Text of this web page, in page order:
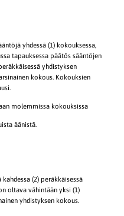
yhdessä (1) kokouksessa,
tapauksessa päätös sääntöjen
yhdistyksen
kokous. Kokouksien
molemmissa kokouksissa
äänistä.
(2) peräkkäisessä
oltava vähintään yksi (1)
yhdistyksen kokous.